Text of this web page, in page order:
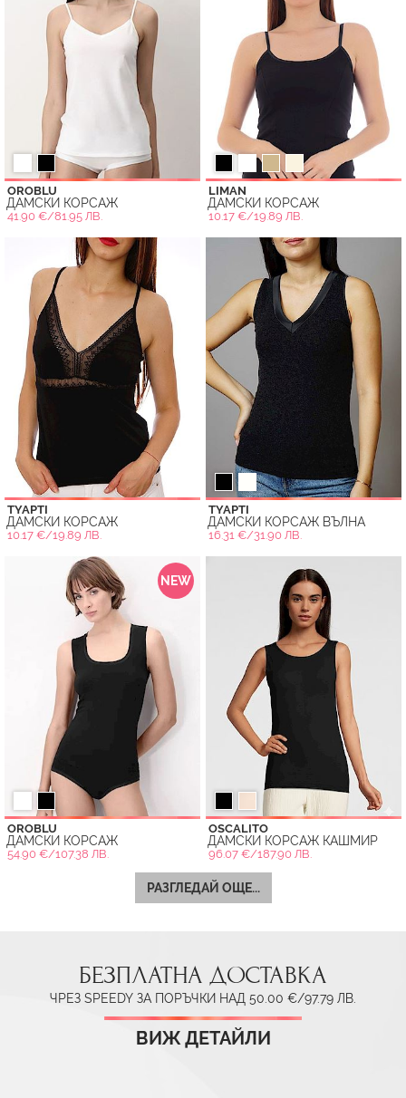
OROBLU
ДАМСКИ КОРСАЖ
41.90 €/81.95 ЛВ.
LIMAN
ДАМСКИ КОРСАЖ
10.17 €/19.89 ЛВ.
TYAPTI
ДАМСКИ КОРСАЖ
10.17 €/19.89 ЛВ.
TYAPTI
ДАМСКИ КОРСАЖ ВЪЛНА
16.31 €/31.90 ЛВ.
NEW
OROBLU
ДАМСКИ КОРСАЖ
54.90 €/107.38 ЛВ.
OSCALITO
ДАМСКИ КОРСАЖ КАШМИР
96.07 €/187.90 ЛВ.
РАЗГЛЕДАЙ ОЩЕ...
БЕЗПЛАТНА ДОСТАВКА
ЧРЕЗ SPEEDY ЗА ПОРЪЧКИ НАД 50.00 €/97.79 ЛВ.
ВИЖ ДЕТАЙЛИ